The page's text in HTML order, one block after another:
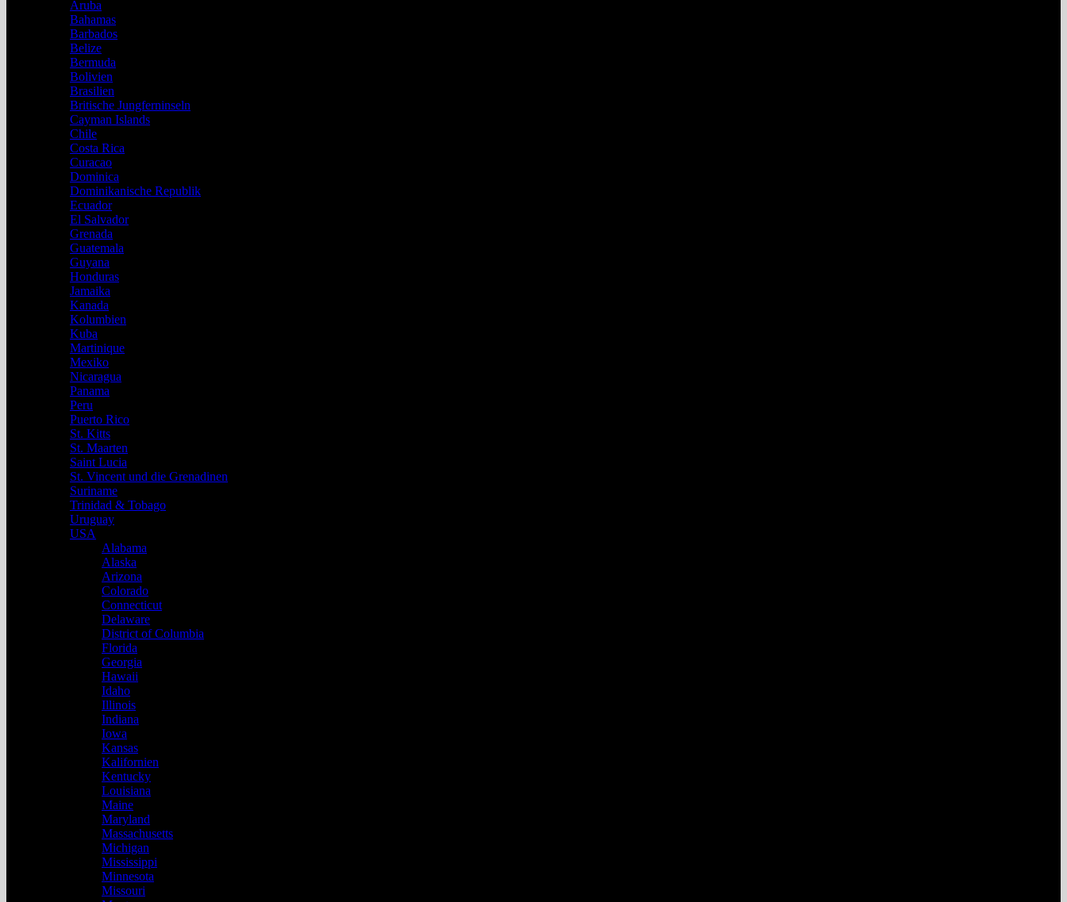
Aruba
Bahamas
Barbados
Belize
Bermuda
Bolivien
Brasilien
Britische Jungferninseln
Cayman Islands
Chile
Costa Rica
Curacao
Dominica
Dominikanische Republik
Ecuador
El Salvador
Grenada
Guatemala
Guyana
Honduras
Jamaika
Kanada
Kolumbien
Kuba
Martinique
Mexiko
Nicaragua
Panama
Peru
Puerto Rico
St. Kitts
St. Maarten
Saint Lucia
St. Vincent und die Grenadinen
Suriname
Trinidad & Tobago
Uruguay
USA
Alabama
Alaska
Arizona
Colorado
Connecticut
Delaware
District of Columbia
Florida
Georgia
Hawaii
Idaho
Illinois
Indiana
Iowa
Kansas
Kalifornien
Kentucky
Louisiana
Maine
Maryland
Massachusetts
Michigan
Mississippi
Minnesota
Missouri